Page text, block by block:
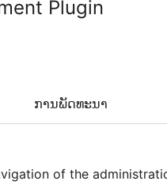
Plugin
ການພັດທະນາ
of the